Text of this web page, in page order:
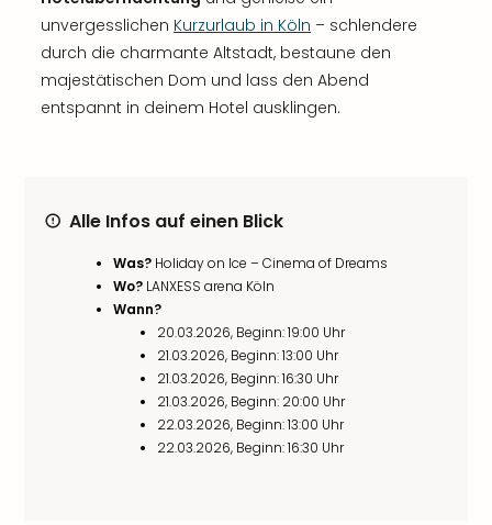
unvergesslichen Kurzurlaub in Köln – schlendere
durch die charmante Altstadt, bestaune den
majestätischen Dom und lass den Abend
entspannt in deinem Hotel ausklingen.
Alle Infos auf einen Blick
Was? Holiday on Ice – Cinema of Dreams
Wo? LANXESS arena Köln
Wann?
20.03.2026, Beginn: 19:00 Uhr
21.03.2026, Beginn: 13:00 Uhr
21.03.2026, Beginn: 16:30 Uhr
21.03.2026, Beginn: 20:00 Uhr
22.03.2026, Beginn: 13:00 Uhr
22.03.2026, Beginn: 16:30 Uhr